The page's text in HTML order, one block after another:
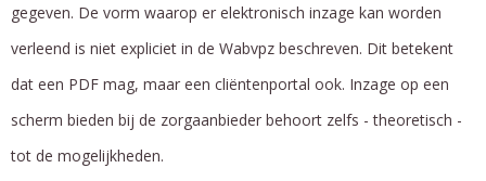
gegeven. De vorm waarop er elektronisch inzage kan worden
verleend is niet expliciet in de Wabvpz beschreven. Dit betekent
dat een PDF mag, maar een cliëntenportal ook. Inzage op een
scherm bieden bij de zorgaanbieder behoort zelfs - theoretisch -
tot de mogelijkheden.